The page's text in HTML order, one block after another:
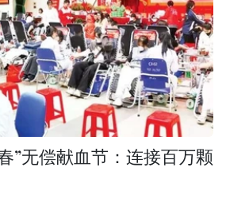
”无偿献血节：连接百万颗